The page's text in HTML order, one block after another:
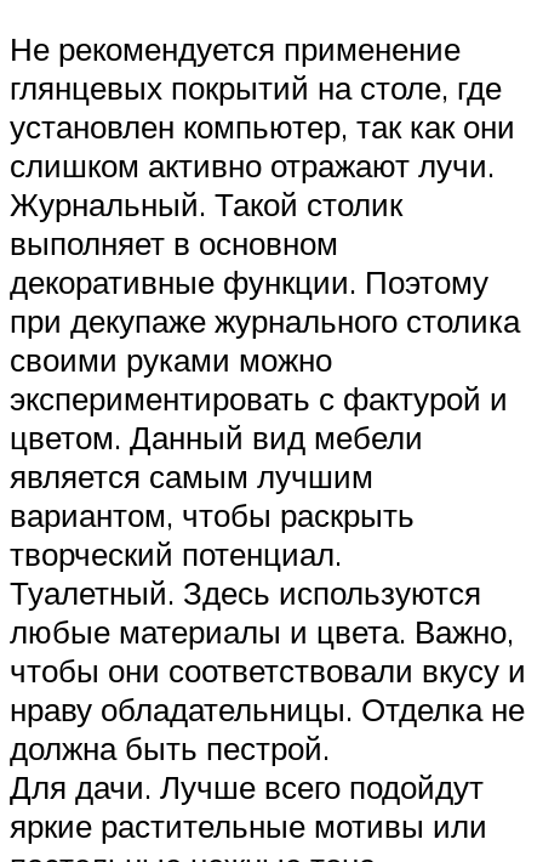
Не рекомендуется применение
глянцевых покрытий на столе, где
установлен компьютер, так как они
слишком активно отражают лучи.
Журнальный. Такой столик
выполняет в основном
декоративные функции. Поэтому
при декупаже журнального столика
своими руками можно
экспериментировать с фактурой и
цветом. Данный вид мебели
является самым лучшим
вариантом, чтобы раскрыть
творческий потенциал.
Туалетный. Здесь используются
любые материалы и цвета. Важно,
чтобы они соответствовали вкусу и
нраву обладательницы. Отделка не
должна быть пестрой.
Для дачи. Лучше всего подойдут
яркие растительные мотивы или